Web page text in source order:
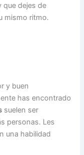
que dejes de
mismo ritmo.
y buen
has encontrado
suelen ser
personas. Les
una habilidad